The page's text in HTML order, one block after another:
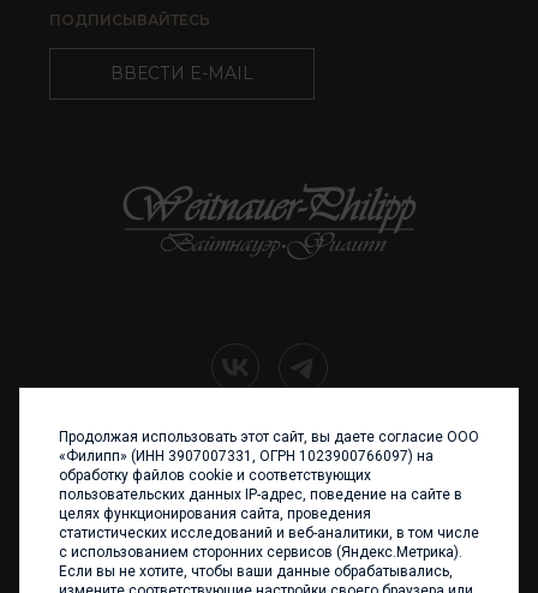
ПОДПИСЫВАЙТЕСЬ
ВВЕСТИ E-MAIL
+7 (4012) 960 898
236017 Калининград,
ул. Каштановая аллея, 47
Телефон: +7 4012 960 898,
+7 4012 960 856
Написать нам
Продолжая использовать этот сайт, вы даете согласие ООО
«Филипп» (ИНН 3907007331, ОГРН 1023900766097) на
обработку файлов cookie и соответствующих
пользовательских данных IP-адрес, поведение на сайте в
целях функционирования сайта, проведения
статистических исследований и веб-аналитики, в том числе
с использованием сторонних сервисов (Яндекс.Метрика).
Если вы не хотите, чтобы ваши данные обрабатывались,